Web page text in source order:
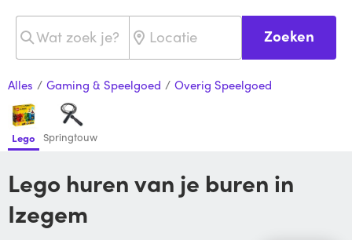
Zoeken
Alles / Gaming & Speelgoed / Overig Speelgoed
Lego Springtouw
Lego huren van je buren in
Izegem